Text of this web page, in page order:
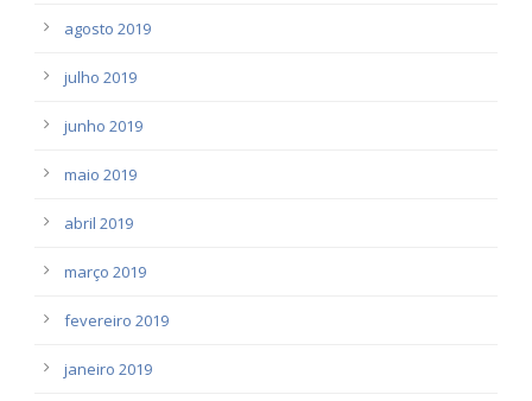
agosto 2019
julho 2019
junho 2019
maio 2019
abril 2019
março 2019
fevereiro 2019
janeiro 2019